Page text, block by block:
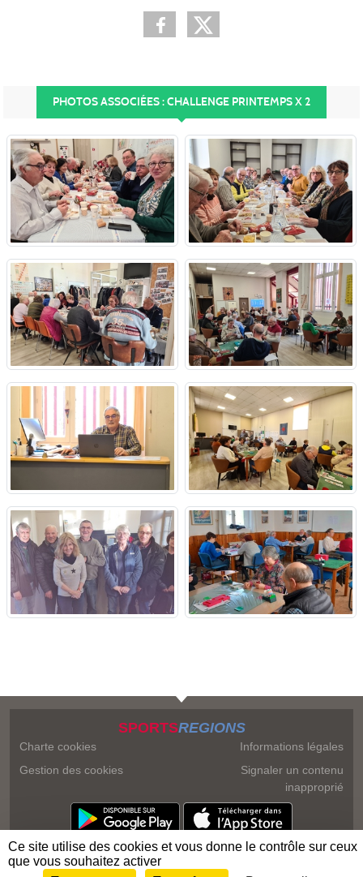
PHOTOS ASSOCIÉES : CHALLENGE PRINTEMPS X 2
SPORTSREGIONS
Charte cookies
Gestion des cookies
Informations légales
Signaler un contenu
inapproprié
Ce site utilise des cookies et vous donne le contrôle sur ceux
que vous souhaitez activer